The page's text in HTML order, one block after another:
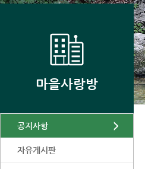
마을사랑방
공지사항
자유게시판